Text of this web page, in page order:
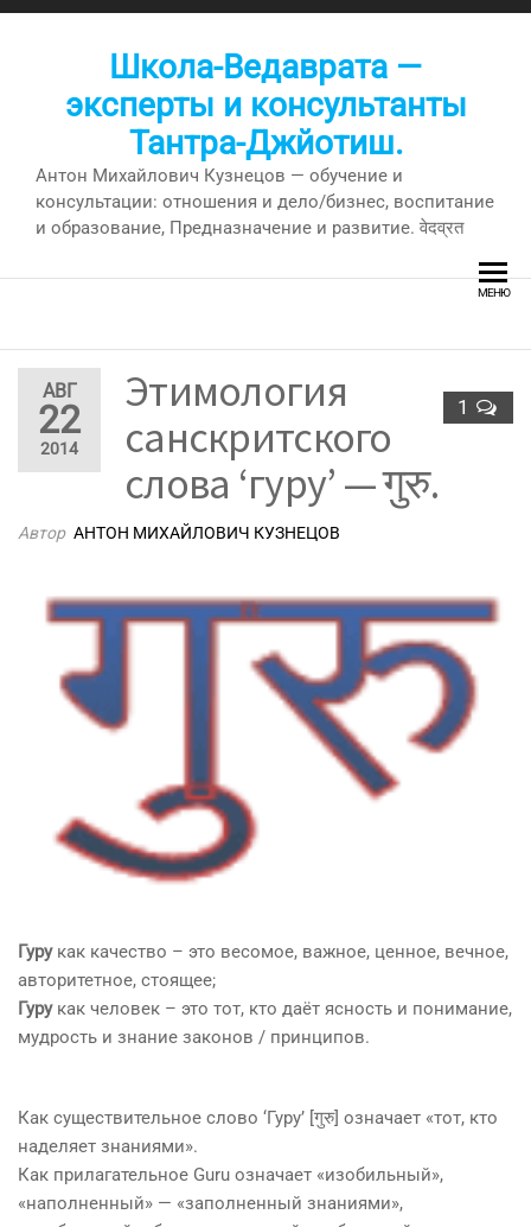
Перейти
Школа-Ведаврата —
эксперты и консультанты
Тантра-Джйотиш.
Антон Михайлович Кузнецов — обучение и
консультации: отношения и дело/бизнес, воспитание
и образование, Предназначение и развитие. वेदव्रत
МЕНЮ
АВГ
22
2014
1
Этимология
санскритского
слова ‘гуру’ — गुरु.
Автор АНТОН МИХАЙЛОВИЧ КУЗНЕЦОВ
Гурукак качество – это весомое, важное, ценное, вечное,
авторитетное, стоящее;
Гурукак человек – это тот, кто даёт ясность и понимание,
мудрость и знание законов / принципов.
Как существительное слово ‘Гуру’ [गुरु] означает «тот, кто
наделяет знаниями».
Как прилагательное Guru означает «изобильный»,
«наполненный» — «заполненный знаниями»,